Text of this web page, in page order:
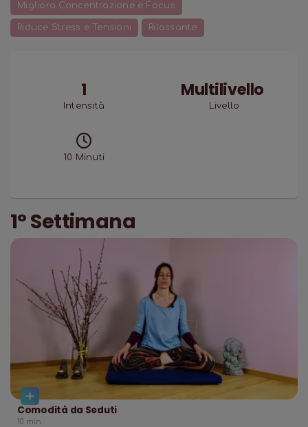
Migliora Concentrazione e Focus
Riduce Stress e Tensioni Rilassante
1
Intensità
Multilivello
Livello
10 Minuti
1° Settimana
Comodità da Seduti
10 min